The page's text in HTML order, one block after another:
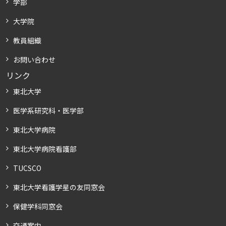
大学院
教員組織
お問い合わせ
リンク
東北大学
医学系研究科・医学部
東北大学病院
東北大学病院看護部
TUCSCO
東北大学看護学星の友同窓会
保健学科同窓会